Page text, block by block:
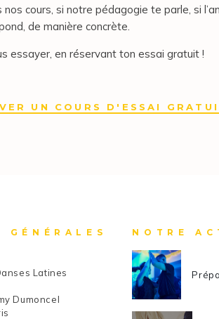
nos cours, si notre pédagogie te parle, si
de manière concrète.
essayer, en réservant ton essai gratuit !
UN COURS D'ESSAI
GÉNÉRALES
Latines
Dumoncel
NOTRE